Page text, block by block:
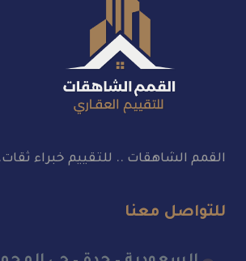
القمم الشاهقات .. للتقييم خبراء ثقات.
للتواصل معنا